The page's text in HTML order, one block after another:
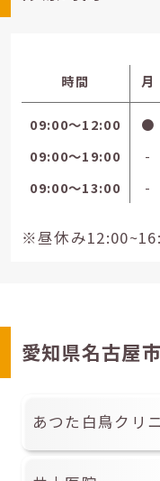
時間 月
09:00〜12:00 ●
09:00〜19:00
-
09:00〜13:00
-
※昼休み
愛知県名古屋
あつた白鳥クリ